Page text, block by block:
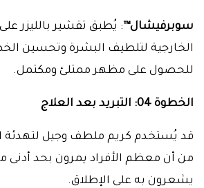
سوبرفيشال™: يُطبق تقشير بالليزر
الخارجية لتلطيف البشرة وتحسين
للحصول على مظهر ممتلئ ومكتمل.
الخطوة 04: التبريد بعد العلاج
قد يُستخدم كريم ملطف وجيل لتهدئة
من أن معظم الأفراد يمرون بحد أدنى من
يشعرون به على الإطلاق.